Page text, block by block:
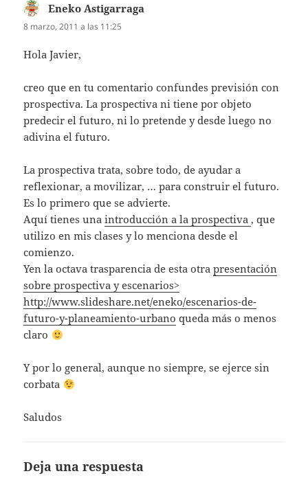
Eneko Astigarraga
8 marzo, 2011 a las 11:25
Hola Javier,
creo que en tu comentario confundes previsión con
prospectiva. La prospectiva ni tiene por objeto
predecir el futuro, ni lo pretende y desde luego no
adivina el futuro.
La prospectiva trata, sobre todo, de ayudar a
reflexionar, a movilizar, … para construir el futuro.
Es lo primero que se advierte.
Aquí tienes unaintroducción a la prospectiva , que
utilizo en mis clases y lo menciona desde el
comienzo.
Yen la octava trasparencia de esta otrapresentación
sobre prospectiva y escenarios>
http://www.slideshare.net/eneko/escenarios-de-
futuro-y-planeamiento-urbano queda más o menos
claro
Y por lo general, aunque no siempre, se ejerce sin
corbata
Saludos
Deja una respuesta